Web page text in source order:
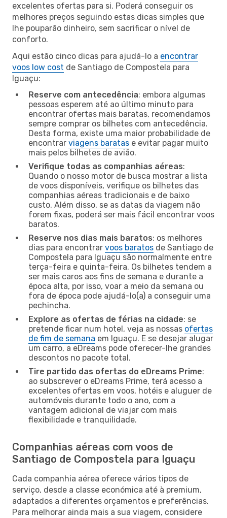
excelentes ofertas para si. Poderá conseguir os
melhores preços seguindo estas dicas simples que
lhe pouparão dinheiro, sem sacrificar o nível de
conforto.
Aqui estão cinco dicas para ajudá-lo a encontrar
voos low cost de Santiago de Compostela para
Iguaçu:
Reserve com antecedência: embora algumas
pessoas esperem até ao último minuto para
encontrar ofertas mais baratas, recomendamos
sempre comprar os bilhetes com antecedência.
Desta forma, existe uma maior probabilidade de
encontrar viagens baratas e evitar pagar muito
mais pelos bilhetes de avião.
Verifique todas as companhias aéreas:
Quando o nosso motor de busca mostrar a lista
de voos disponíveis, verifique os bilhetes das
companhias aéreas tradicionais e de baixo
custo. Além disso, se as datas da viagem não
forem fixas, poderá ser mais fácil encontrar voos
baratos.
Reserve nos dias mais baratos: os melhores
dias para encontrar voos baratos de Santiago de
Compostela para Iguaçu são normalmente entre
terça-feira e quinta-feira. Os bilhetes tendem a
ser mais caros aos fins de semana e durante a
época alta, por isso, voar a meio da semana ou
fora de época pode ajudá-lo(a) a conseguir uma
pechincha.
Explore as ofertas de férias na cidade: se
pretende ficar num hotel, veja as nossas ofertas
de fim de semana em Iguaçu. E se desejar alugar
um carro, a eDreams pode oferecer-lhe grandes
descontos no pacote total.
Tire partido das ofertas do eDreams Prime:
ao subscrever o eDreams Prime, terá acesso a
excelentes ofertas em voos, hotéis e aluguer de
automóveis durante todo o ano, com a
vantagem adicional de viajar com mais
flexibilidade e tranquilidade.
Companhias aéreas com voos de
Santiago de Compostela para Iguaçu
Cada companhia aérea oferece vários tipos de
serviço, desde a classe económica até à premium,
adaptados a diferentes orçamentos e preferências.
Para melhorar ainda mais a sua viagem, considere